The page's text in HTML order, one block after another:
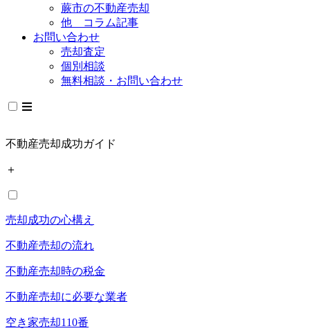
蕨市の不動産売却
他 コラム記事
お問い合わせ
売却査定
個別相談
無料相談・お問い合わせ
不動産売却成功ガイド
＋
売却成功の心構え
不動産売却の流れ
不動産売却時の税金
不動産売却に必要な業者
空き家売却110番